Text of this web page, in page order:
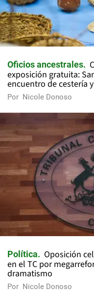
Oficios ancestrales
exposición gratuita:
encuentro de cestería
Por Nicole Donoso
Política
Oposición
en el TC por
dramatismo
Por Nicole Donoso